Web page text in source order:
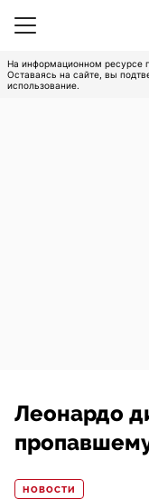
На информационном ресурсе
Оставаясь на сайте, вы
использование.
Леонардо
НОВОСТИ